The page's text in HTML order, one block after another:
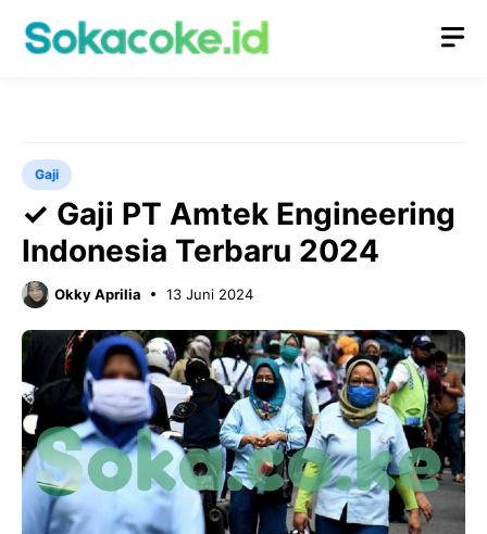
Gaji
✓ Gaji PT Amtek Engineering
Indonesia Terbaru 2024
Okky Aprilia 13 Juni 2024